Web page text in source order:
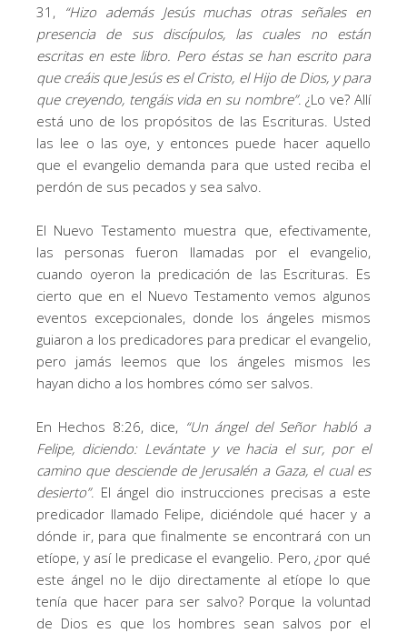
31,
“Hizo además Jesús muchas otras señales en
presencia de sus discípulos, las cuales no están
escritas en este libro. Pero éstas se han escrito para
que creáis que Jesús es el Cristo, el Hijo de Dios, y para
que creyendo, tengáis vida en su nombre”. ¿Lo ve? Allí
está uno de los propósitos de las Escrituras. Usted
las lee o las oye, y entonces puede hacer aquello
que el evangelio demanda para que usted reciba el
perdón de sus pecados y sea salvo.
El Nuevo Testamento muestra que, efectivamente,
las personas fueron llamadas por el evangelio,
cuando oyeron la predicación de las Escrituras. Es
cierto que en el Nuevo Testamento vemos algunos
eventos excepcionales, donde los ángeles mismos
guiaron a los predicadores para predicar el evangelio,
pero jamás leemos que los ángeles mismos les
hayan dicho a los hombres cómo ser salvos.
En Hechos 8:26, dice, “Un ángel del Señor habló a
Felipe, diciendo: Levántate y ve hacia el sur, por el
camino que desciende de Jerusalén a Gaza, el cual es
desierto”. El ángel dio instrucciones precisas a este
predicador llamado Felipe, diciéndole qué hacer y a
dónde ir, para que finalmente se encontrará con un
etíope, y así le predicase el evangelio. Pero, ¿por qué
este ángel no le dijo directamente al etíope lo que
tenía que hacer para ser salvo? Porque la voluntad
de Dios es que los hombres sean salvos por el